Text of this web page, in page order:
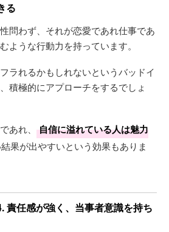
る
問わず、それが恋愛であれ仕事であ
ような行動力を持っています。
ラれるかもしれないというバッドイ
積極的にアプローチをするでしょ
あれ、
自信に溢れている人は魅力
果が出やすいという効果もありま
責任感が強く、当事者意識を持ち